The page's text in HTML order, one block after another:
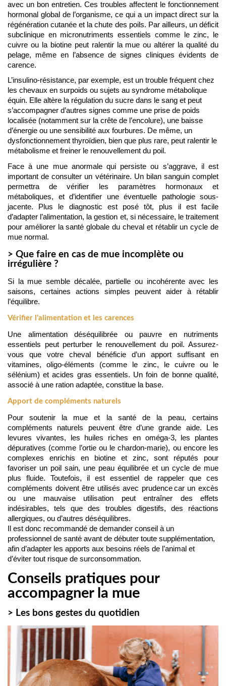
avec un bon entretien. Ces troubles affectent le fonctionnement
hormonal global de l’organisme, ce qui a un impact direct sur la
régénération cutanée et la chute des poils. Par ailleurs, un déficit
subclinique en micronutriments essentiels comme le zinc, le
cuivre ou la biotine peut ralentir la mue ou altérer la qualité du
pelage, même en l’absence de signes cliniques évidents de
carence.
L’insulino-résistance, par exemple, est un trouble fréquent chez
les chevaux en surpoids ou sujets au syndrome métabolique
équin. Elle altère la régulation du sucre dans le sang et peut
s’accompagner d’autres signes comme une prise de poids
localisée (notamment sur la crête de l’encolure), une baisse
d’énergie ou une sensibilité aux fourbures. De même, un
dysfonctionnement thyroïdien, bien que plus rare, peut ralentir le
métabolisme et freiner le renouvellement du poil.
Face à une mue anormale qui persiste ou s’aggrave, il est
important de consulter un vétérinaire. Un bilan sanguin complet
permettra de vérifier les paramètres hormonaux et
métaboliques, et d’identifier une éventuelle pathologie sous-
jacente. Plus le diagnostic est posé tôt, plus il est facile
d’adapter l’alimentation, la gestion et, si nécessaire, le traitement
pour améliorer la santé globale du cheval et rétablir un cycle de
mue normal.
> Que faire en cas de mue incomplète ou
irrégulière ?
Si la mue semble décalée, partielle ou incohérente avec les
saisons, certaines actions simples peuvent aider à rétablir
l’équilibre.
Vérifier l’alimentation et les carences
Une alimentation déséquilibrée ou pauvre en nutriments
essentiels peut perturber le renouvellement du poil. Assurez-
vous que votre cheval bénéficie d’un apport suffisant en
vitamines, oligo-éléments (comme le zinc, le cuivre ou le
sélénium) et acides gras essentiels. Un foin de bonne qualité,
associé à une ration adaptée, constitue la base.
Apport de compléments naturels
Pour soutenir la mue et la santé de la peau, certains
compléments naturels peuvent être d’une grande aide. Les
levures vivantes, les huiles riches en oméga-3, les plantes
dépuratives (comme l’ortie ou le chardon-marie), ou encore les
complexes enrichis en biotine et zinc, sont réputés pour
favoriser un poil sain, une peau équilibrée et un cycle de mue
plus fluide. Toutefois, il est essentiel de rappeler que ces
compléments doivent être utilisés avec prudence car un excès
ou une mauvaise utilisation peut entraîner des effets
indésirables, tels que des troubles digestifs, des réactions
allergiques, ou d’autres déséquilibres.
Il est donc recommandé de demander conseil à un
professionnel de santé avant de débuter toute supplémentation,
afin d’adapter les apports aux besoins réels de l’animal et
d’éviter tout risque de surconsommation.
Conseils pratiques pour
accompagner la mue
> Les bons gestes du quotidien